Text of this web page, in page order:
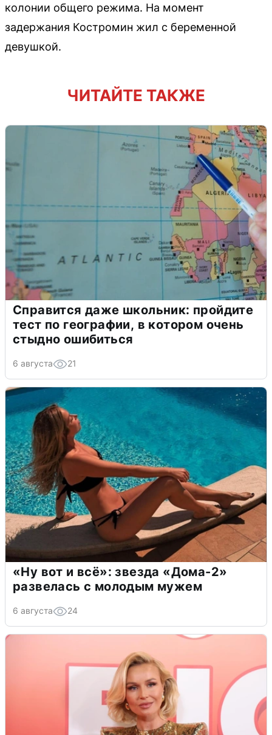
колонии общего режима. На момент
задержания Костромин жил с беременной
девушкой.
ЧИТАЙТЕ ТАКЖЕ
Справится даже школьник: пройдите
тест по географии, в котором очень
стыдно ошибиться
6 августа 21
«Ну вот и всё»: звезда «Дома-2»
развелась с молодым мужем
6 августа 24